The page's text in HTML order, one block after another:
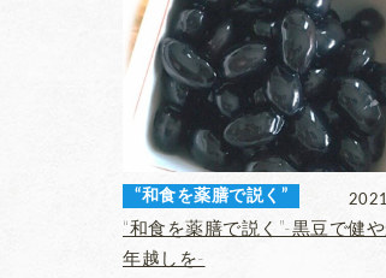
“和食を薬膳で説く”
“和食を薬膳で説く”‐黒豆で健
年越しを‐